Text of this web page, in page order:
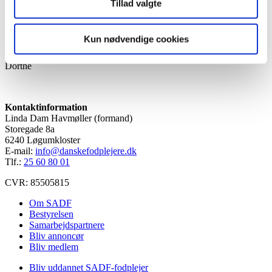
Tillad valgte
Kun nødvendige cookies
generalforsamlingen, skal indkomne forslag (jf. SADFs vedtægter)
den4. juli 2020.
På bestyrelsens vegne
Dorthe
Kontaktinformation
Linda Dam Havmøller (formand)
Storegade 8a
6240 Løgumkloster
E-mail: info@danskefodplejere.dk
Tlf.: 25 60 80 01
CVR: 85505815
Om SADF
Bestyrelsen
Samarbejdspartnere
Bliv annoncør
Bliv medlem
Bliv uddannet SADF-fodplejer